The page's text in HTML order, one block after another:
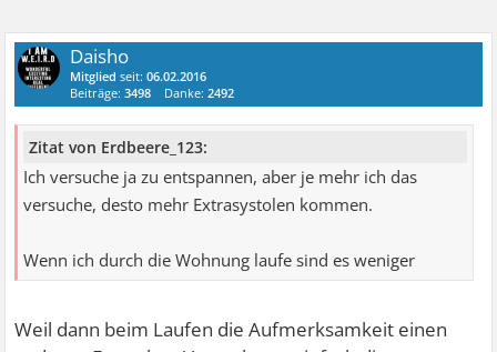
Daisho
Mitglied seit:06.02.2016
Beiträge:3498 Danke:2492
Zitat von Erdbeere_123:
Ich versuche ja zu entspannen, aber je mehr ich das
versuche, desto mehr Extrasystolen kommen.
Wenn ich durch die Wohnung laufe sind es weniger
Weil dann beim Laufen die Aufmerksamkeit einen